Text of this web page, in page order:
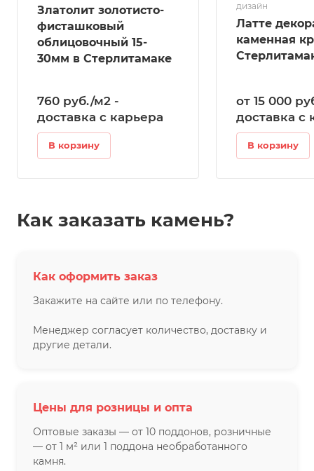
Златолит золотисто-
фисташковый
облицовочный 15-
30мм в Стерлитамаке
760 руб./м2 -
доставка с карьера
В корзину
дизайн
Латте
каменная
от 15 000
доставка с
В корзину
Как заказать камень?
Как оформить заказ
Закажите на сайте или по телефону.
Менеджер согласует количество, доставку и
другие детали.
Цены для розницы и опта
Оптовые заказы — от 10 поддонов, розничные
— от 1 м² или 1 поддона необработанного
камня.